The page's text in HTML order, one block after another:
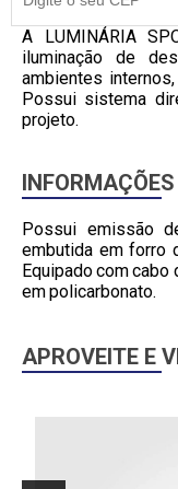
A LUMINÁRIA
iluminação de
ambientes
Possui sistema
projeto.
Possui emissão
embutida em forro
Equipado com
em policarbonato.
APROVEITE E